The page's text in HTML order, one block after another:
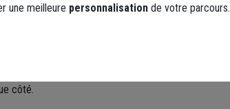
de travail.
fermeture zippée et coupe confort.
côté.
une meilleure personnalisation de votre parcours.